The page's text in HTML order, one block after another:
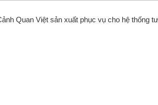
Quan Việt sản xuất phục vụ cho hệ thống